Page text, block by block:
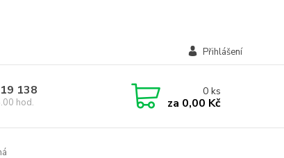
Přihlášení
138
hod.
0ks
za 0,00 Kč